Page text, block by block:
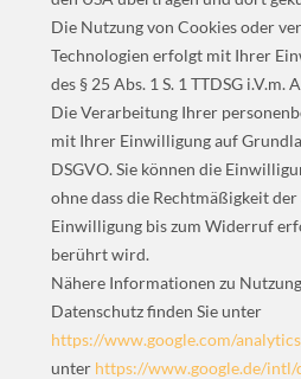
Die Nutzung von Cookies oder
Technologien erfolgt mit Ihrer
des § 25 Abs. 1 S. 1 TTDSG i.V.m.
Die Verarbeitung Ihrer
mit Ihrer Einwilligung auf
DSGVO. Sie können die
ohne dass die Rechtmäßigkeit
Einwilligung bis zum Widerruf
berührt wird.
Nähere Informationen zu
Datenschutz finden Sie unter
https://www.google.com/
unter https://www.google.de/intl/